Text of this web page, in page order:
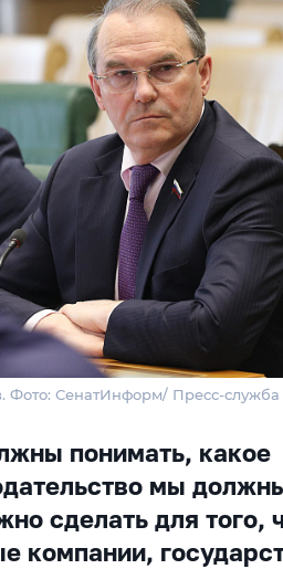
Фото: СенатИнформ/ Пресс-
понимать, какое
мы
сделать для того,
компании,